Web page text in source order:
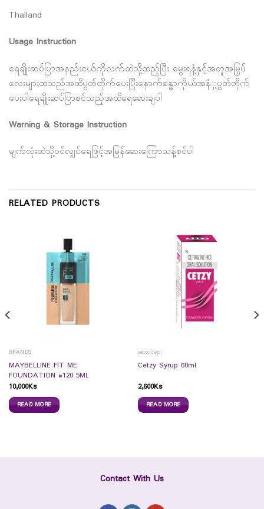
Thailand
Usage Instruction
ရေချိုးဆပ်ပြာအနည်းငယ်ကိုလက်ထဲသို့ထည့်ပြီး မွေးရနံ့နှင့်အတူအမြှပ်
လေးများထသည်အထိပွတ်တိုက်ပေးပြီးနောက်ခန္ဓာကိုယ်အနံှ့ပွတ်တိုက်
ပေးပါရေချိုးဆပ်ပြာစင်သည့်အထိရေဆေးချပါ
Warning & Storage Instruction
မျက်လုံးထဲသို့ဝင်လျှင်ရေဖြင့်အမြန်ဆေးကြောသန့်စင်ပါ
RELATED PRODUCTS
BRANDS
MAYBELLINE FIT ME
FOUNDATION #120 5ML
10,000Ks
READ MORE
ဆေးဝါးများ
Cetzy Syrup 60ml
2,600Ks
READ MORE
Contact With Us